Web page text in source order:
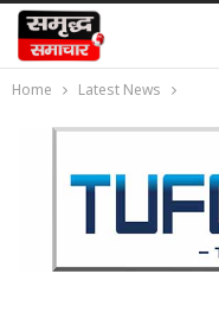
Home Latest News